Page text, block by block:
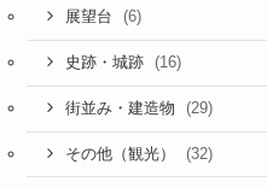
展望台 (6)
史跡・城跡 (16)
街並み・建造物 (29)
その他（観光） (32)